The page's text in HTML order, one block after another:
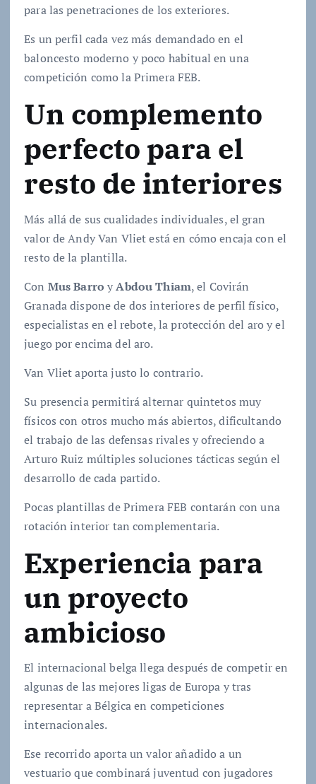
para las penetraciones de los exteriores.
Es un perfil cada vez más demandado en el
baloncesto moderno y poco habitual en una
competición como la Primera FEB.
Un complemento
perfecto para el
resto de interiores
Más allá de sus cualidades individuales, el gran
valor de Andy Van Vliet está en cómo encaja con el
resto de la plantilla.
Con Mus Barro yAbdou Thiam, el Covirán
Granada dispone de dos interiores de perfil físico,
especialistas en el rebote, la protección del aro y el
juego por encima del aro.
Van Vliet aporta justo lo contrario.
Su presencia permitirá alternar quintetos muy
físicos con otros mucho más abiertos, dificultando
el trabajo de las defensas rivales y ofreciendo a
Arturo Ruiz múltiples soluciones tácticas según el
desarrollo de cada partido.
Pocas plantillas de Primera FEB contarán con una
rotación interior tan complementaria.
Experiencia para
un proyecto
ambicioso
El internacional belga llega después de competir en
algunas de las mejores ligas de Europa y tras
representar a Bélgica en competiciones
internacionales.
Ese recorrido aporta un valor añadido a un
vestuario que combinará juventud con jugadores